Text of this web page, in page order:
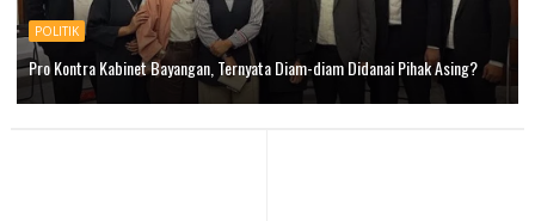
POLITIK
Pro Kontra Kabinet Bayangan, Ternyata Diam-diam Didanai Pihak Asing?